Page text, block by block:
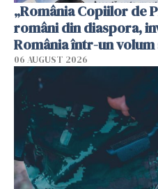
„România Copiilor de
români din diaspora,
România într-un
06 AUGUST 2026